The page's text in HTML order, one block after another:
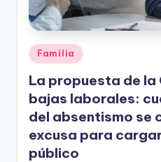
e
Publicado
en
Familia
La propuesta de la
bajas laborales:
del absentismo se
excusa para
público